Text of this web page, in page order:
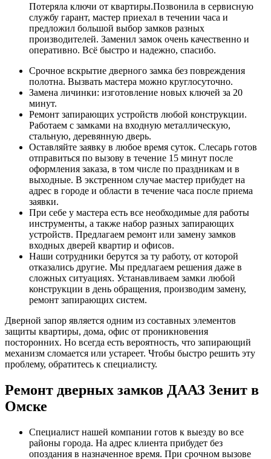
Потеряла ключи от квартиры.Позвонила в сервисную
службу гарант, мастер приехал в течении часа и
предложил большой выбор замков разных
производителей. Заменил замок очень качественно и
оперативно. Всё быстро и надежно, спасибо.
Срочное вскрытие дверного замка без повреждения
полотна. Вызвать мастера можно круглосуточно.
Замена личинки: изготовление новых ключей за 20
минут.
Ремонт запирающих устройств любой конструкции.
Работаем с замками на входную металлическую,
стальную, деревянную дверь.
Оставляйте заявку в любое время суток. Слесарь готов
отправиться по вызову в течение 15 минут после
оформления заказа, в том числе по праздникам и в
выходные. В экстренном случае мастер прибудет на
адрес в городе и области в течение часа после приема
заявки.
При себе у мастера есть все необходимые для работы
инструменты, а также набор разных запирающих
устройств. Предлагаем ремонт или замену замков
входных дверей квартир и офисов.
Наши сотрудники берутся за ту работу, от которой
отказались другие. Мы предлагаем решения даже в
сложных ситуациях. Устанавливаем замки любой
конструкции в день обращения, производим замену,
ремонт запирающих систем.
Дверной запор является одним из составных элементов
защиты квартиры, дома, офис от проникновения
посторонних. Но всегда есть вероятность, что запирающий
механизм сломается или устареет. Чтобы быстро решить эту
проблему, обратитесь к специалисту.
Ремонт дверных замков ДААЗ Зенит в
Омске
Специалист нашей компании готов к выезду во все
районы города. На адрес клиента прибудет без
опоздания в назначенное время. При срочном вызове